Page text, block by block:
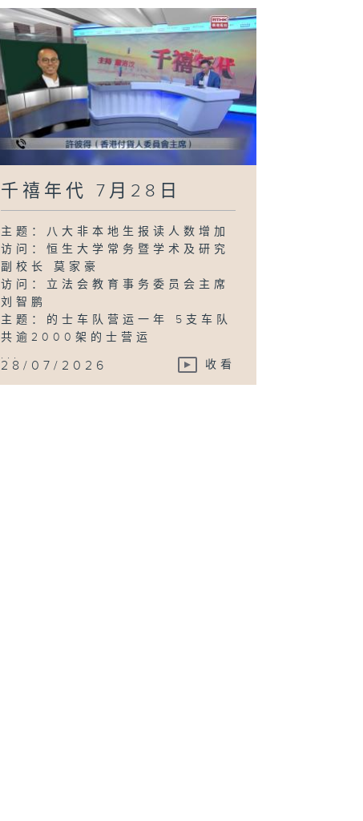
千禧年代 7月28日
主题：八大非本地生报读人数增加
访问：恒生大学常务暨学术及研究
副校长 莫家豪
访问：立法会教育事务委员会主席
刘智鹏
主题：的士车队营运一年 5支车队
共逾2000架的士营运
...
28/07/2026 收看